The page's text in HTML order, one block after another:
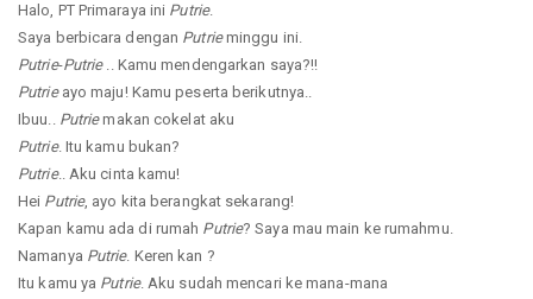
Halo, PT Primaraya ini Putrie.
Saya berbicara dengan Putrieminggu ini.
Putrie-Putrie.. Kamu mendengarkan saya?!!
Putrieayo maju! Kamu peserta berikutnya..
Ibuu.. Putriemakan cokelat aku
Putrie. Itu kamu bukan?
Putrie.. Aku cinta kamu!
Hei Putrie, ayo kita berangkat sekarang!
Kapan kamu ada di rumah Putrie? Saya mau main ke rumahmu.
Namanya Putrie. Keren kan ?
Itu kamu ya Putrie. Aku sudah mencari ke mana-mana